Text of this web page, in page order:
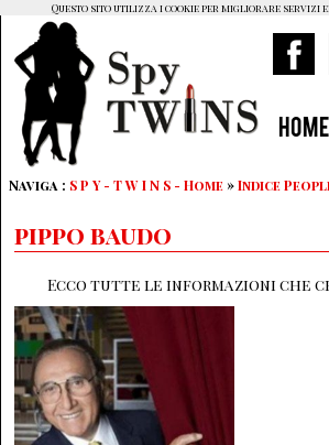
HOME
Naviga : S P Y - T W I N S - Home »Indice
pippo baudo
Ecco tutte le informazioni che
Questo sito utilizza i cookie per migliorare servizi